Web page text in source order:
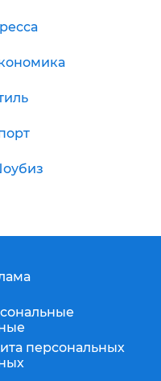
персональных